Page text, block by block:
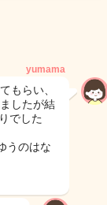
yumama
もらい、
したが結
でした
うのはな